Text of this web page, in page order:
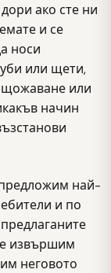
ако сте ни
и се
носи
или щети,
или
начин
най-
и по
извършим
неговото